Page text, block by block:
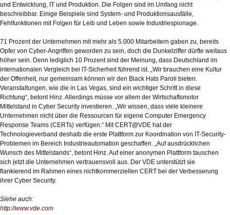
und Entwicklung, IT und Produktion. Die Folgen sind im Umfang nicht
beschreibbar. Einige Beispiele sind System- und Produktionsausfälle,
Fehlfunktionen mit Folgen für Leib und Leben sowie Industriespionage.
71 Prozent der Unternehmen mit mehr als 5.000 Mitarbeitern gaben zu, bereits
Opfer von Cyber-Angriffen geworden zu sein, doch die Dunkelziffer dürfte weitaus
höher sein. Denn lediglich 10 Prozent sind der Meinung, dass Deutschland im
internationalen Vergleich bei IT-Sicherheit führend ist. „Wir brauchen eine Kultur
der Offenheit, nur gemeinsam können wir den Black Hats Paroli bieten.
Veranstaltungen, wie die in Las Vegas, sind ein wichtiger Schritt in diese
Richtung“, betont Hinz. Allerdings müsse vor allem der Wirtschaftsmotor
Mittelstand in Cyber Security investieren. „Wir wissen, dass viele kleinere
Unternehmen nicht über die Ressourcen für eigene Computer Emergency
Response Teams (CERTs) verfügen.“ Mit CERT@VDE hat der
Technologieverband deshalb die erste Plattform zur Koordination von IT-Security-
Problemen im Bereich Industrieautomation geschaffen. „Auf ausdrücklichen
Wunsch des Mittelstands“, betont Hinz. Auf einer anonymen Plattform tauschen
sich jetzt die Unternehmen vertrauensvoll aus. Der VDE unterstützt sie
flankierend im Rahmen eines nichtkommerziellen CERT bei der Verbesserung
ihrer Cyber Security.
Siehe auch:
http://www.vde.com